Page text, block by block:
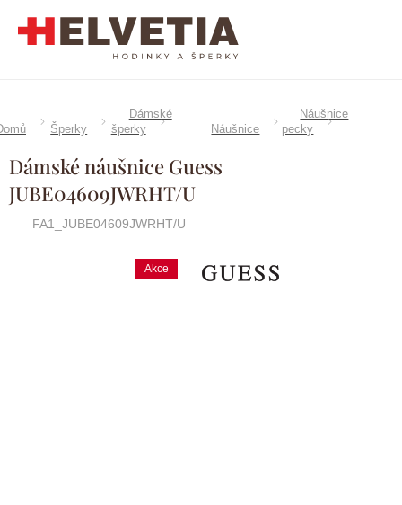
Šperky
Dámské
šperky
Náušnice
Náušnice
pecky
Dámské náušnice Guess
JUBE04609JWRHT/U
FA1_JUBE04609JWRHT/U
Akce Značka: Guess